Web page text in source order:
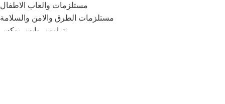
مستلزمات والعاب الاطفال
مستلزمات الطرق والامن والسلامة
ترامس وايس بوكس